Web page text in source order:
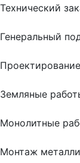
Технический
Генеральный
Проектирование
Земляные
Монолитные
Монтаж